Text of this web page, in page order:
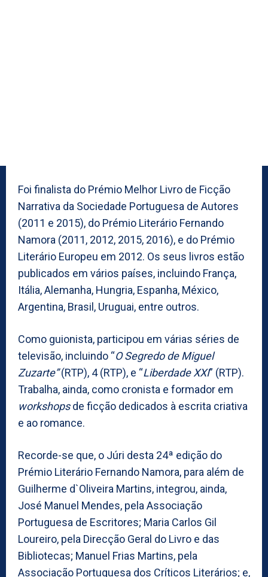
Foi finalista do Prémio Melhor Livro de Ficção
Narrativa da Sociedade Portuguesa de Autores
(2011 e 2015), do Prémio Literário Fernando
Namora (2011, 2012, 2015, 2016), e do Prémio
Literário Europeu em 2012. Os seus livros estão
publicados em vários países, incluindo França,
Itália, Alemanha, Hungria, Espanha, México,
Argentina, Brasil, Uruguai, entre outros.
Como guionista, participou em várias séries de
televisão, incluindo “O Segredo de Miguel
Zuzarte”(RTP), 4 (RTP), e “Liberdade XXI” (RTP).
Trabalha, ainda, como cronista e formador em
workshopsde ficção dedicados à escrita criativa
e ao romance.
Recorde-se que, o Júri desta 24ª edição do
Prémio Literário Fernando Namora, para além de
Guilherme d`Oliveira Martins, integrou, ainda,
José Manuel Mendes, pela Associação
Portuguesa de Escritores; Maria Carlos Gil
Loureiro, pela Direcção Geral do Livro e das
Bibliotecas; Manuel Frias Martins, pela
Associação Portuguesa dos Críticos Literários; e,